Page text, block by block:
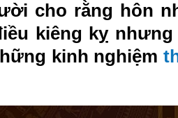
cho rằng hôn
kiêng kỵ
kinh nghiệm